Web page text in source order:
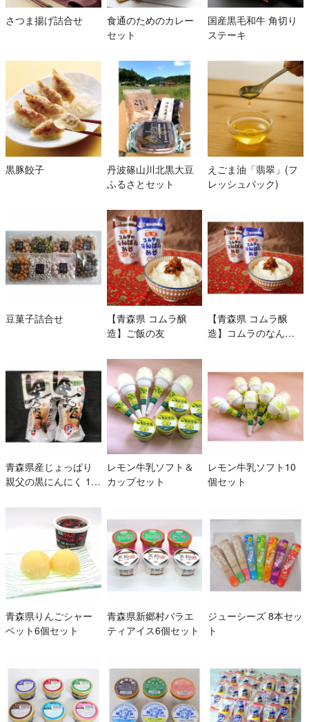
さつま揚げ詰合せ
食通のためのカレー
セット
国産黒毛和牛 角切り
ステーキ
黒豚餃子
丹波篠山川北黒大豆
ふるさとセット
えごま油「翡翠」(フ
レッシュパック)
豆菓子詰合せ
【青森県 コムラ醸
造】ご飯の友
【青森県 コムラ醸
造】コムラのなんば
青森県産じょっぱり
親父の黒にんにく 13
レモン牛乳ソフト＆
カップセット
レモン牛乳ソフト10
個セット
青森県りんごシャー
ベット6個セット
青森県新郷村バラエ
ティアイス6個セット
ジューシーズ 8本セッ
ト